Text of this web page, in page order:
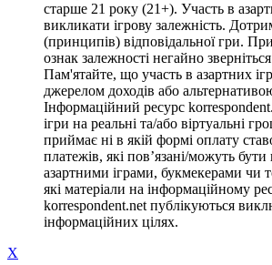
старше 21 року (21+). Участь в
викликати ігрову залежність.
(принципів) відповідальної гри.
ознак залежності негайно
Пам'ятайте, що участь в азартних
джерелом доходів або
Інформаційний ресурс
ігри на реальні та/або віртуальні
приймає ні в якій формі оплату
платежів, які пов’язані/можуть бути
азартними іграми, букмекерами чи
які матеріали на інформаційному
korrespondent.net публікуються
інформаційних цілях.
X